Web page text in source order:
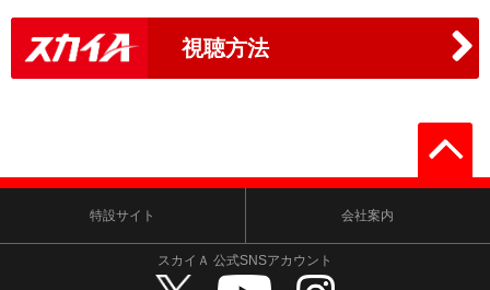
視聴方法
特設サイト 会社案内
スカイＡ 公式SNSアカウント